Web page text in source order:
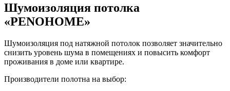
Шумоизоляция потолка
«PENOHOME»
Шумоизоляция под натяжной потолок позволяет значительно
снизить уровень шума в помещениях и повысить комфорт
проживания в доме или квартире.
Производители полотна на выбор: